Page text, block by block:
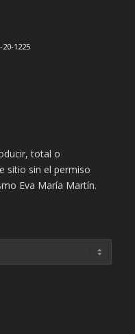
1225
total o
sitio sin el permiso
Eva María Martín.